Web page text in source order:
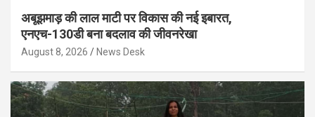
अबूझमाड़ की लाल माटी पर विकास की नई इबारत,
एनएच-130डी बना बदलाव की जीवनरेखा
August 8, 2026 News Desk